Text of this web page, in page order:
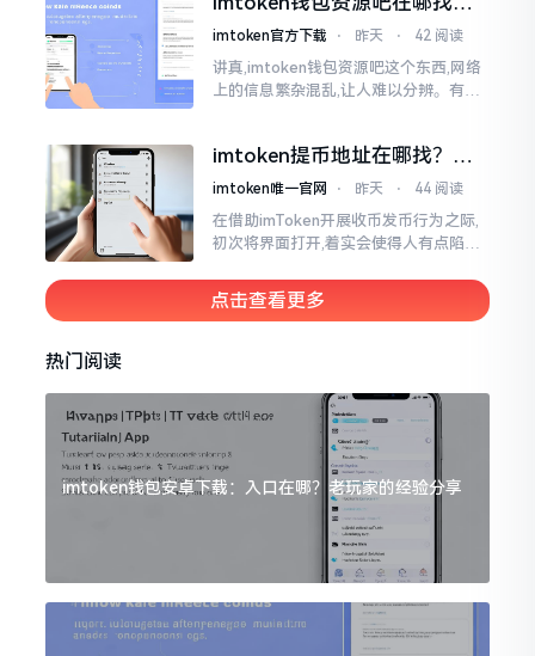
这些坑我帮你趟过
imtoken官方下载 ⋅ 昨天 ⋅ 42 阅读
讲真,imtoken钱包资源吧这个东西,网络
上的信息繁杂混乱,让人难以分辨。有的
imtoken提币地址在哪找？手
把手教你快速查看
imtoken唯一官网 ⋅ 昨天 ⋅ 44 阅读
在借助imToken开展收币发币行为之际,
初次将界面打开,着实会使得人有点陷入
于如同迷宫一样。好多人纷纷询问我
点击查看更多
热门阅读
imtoken钱包安卓下载：入口在哪？老玩家的经验分享